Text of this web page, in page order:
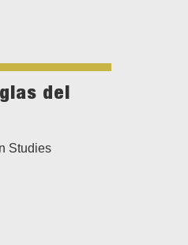
del
Studies